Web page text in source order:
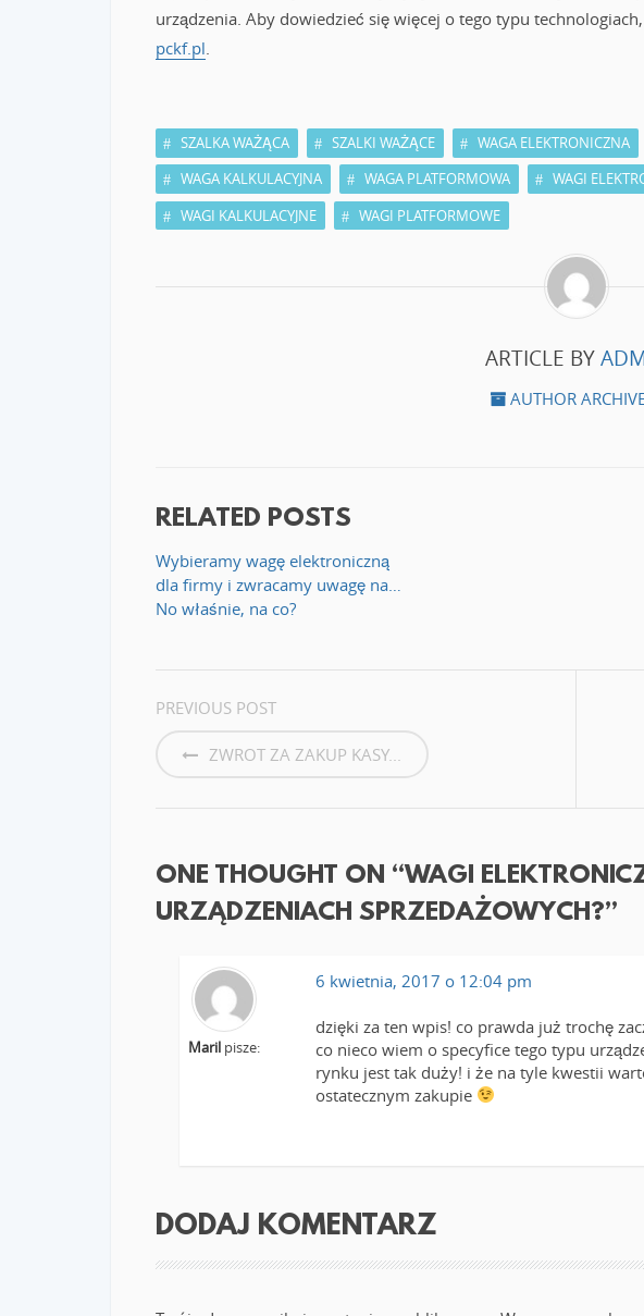
urządzenia. Aby dowiedzieć się więcej o tego typu
pckf.pl.
SZALKA WAŻĄCA SZALKI WAŻĄCE WAGA ELEKTRONICZNA
WAGA KALKULACYJNA
WAGA PLATFORMOWA WAGI
WAGI KALKULACYJNE
WAGI PLATFORMOWE
ARTICLE BY
AUTHOR
RELATED POSTS
Wybieramy wagę elektroniczną
dla firmy i zwracamy uwagę na…
No właśnie, na co?
NAVIGATION
PREVIOUS POST
ZWROT ZA ZAKUP KASY...
ONE THOUGHT ON “WAGI
URZĄDZENIACH SPRZEDAŻOWYCH?”
Maril pisze:
6 kwietnia, 2017 o 12:04 pm
dzięki za ten wpis! co prawda już trochę
co nieco wiem o specyfice tego typu
rynku jest tak duży! i że na tyle kwestii
ostatecznym zakupie
DODAJ KOMENTARZ